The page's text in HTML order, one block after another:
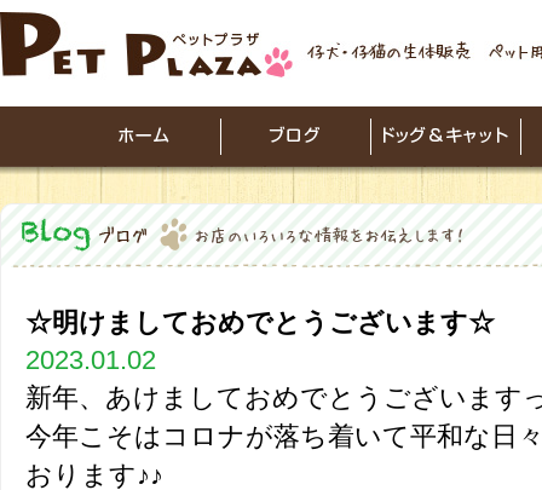
☆明けましておめでとうございます☆
2023.01.02
新年、あけましておめでとうございます
今年こそはコロナが落ち着いて平和な日
おります♪♪